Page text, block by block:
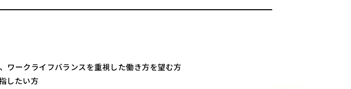
ワークライフバランスを重視した働き方を望む方
したい方